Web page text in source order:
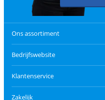
Ons assortiment
Bedrijfswebsite
Klantenservice
Zakelijk